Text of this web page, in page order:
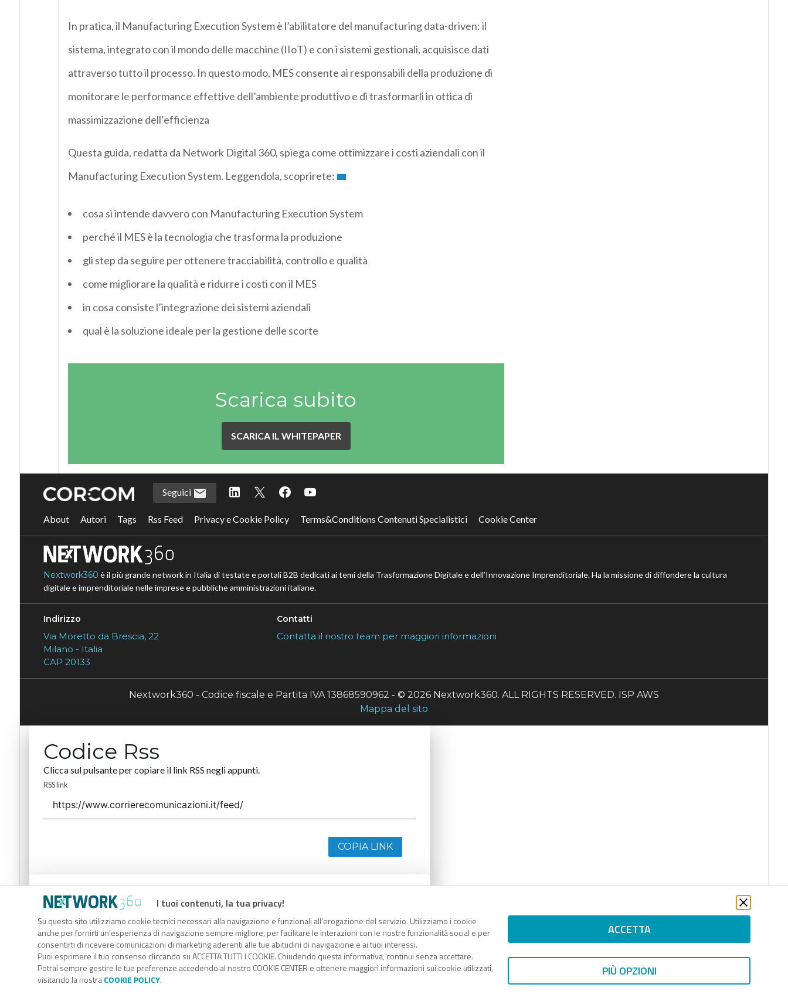
In pratica, il Manufacturing Execution System è l’abilitatore del manufacturing data-driven: il
sistema, integrato con il mondo delle macchine (IIoT) e con i sistemi gestionali, acquisisce dati
attraverso tutto il processo. In questo modo, MES consente ai responsabili della produzione di
monitorare le performance effettive dell’ambiente produttivo e di trasformarli in ottica di
massimizzazione dell’efficienza
Questa guida, redatta da Network Digital 360, spiega come ottimizzare i costi aziendali con il
Manufacturing Execution System. Leggendola, scoprirete:
cosa si intende davvero con Manufacturing Execution System
perché il MES è la tecnologia che trasforma la produzione
gli step da seguire per ottenere tracciabilità, controllo e qualità
come migliorare la qualità e ridurre i costi con il MES
in cosa consiste l’integrazione dei sistemi aziendali
qual è la soluzione ideale per la gestione delle scorte
Scarica subito
SCARICA IL WHITEPAPER
I tuoi contenuti, la tua privacy!
Su questo sito utilizziamo cookie tecnici necessari alla navigazione e funzionali all’erogazione del servizio. Utilizziamo i cookie
anche per fornirti un’esperienza di navigazione sempre migliore, per facilitare le interazioni con le nostre funzionalità social e per
consentirti di ricevere comunicazioni di marketing aderenti alle tue abitudini di navigazione e ai tuoi interessi.
Puoi esprimere il tuo consenso cliccando su ACCETTA TUTTI I COOKIE. Chiudendo questa informativa, continui senza accettare.
Potrai sempre gestire le tue preferenze accedendo al nostro COOKIE CENTER e ottenere maggiori informazioni sui cookie utilizzati,
visitando la nostraCOOKIE POLICY.
ACCETTA
PIÙ OPZIONI
Seguici
About Autori Tags Rss Feed Privacy e Cookie Policy Terms&Conditions Contenuti Specialistici Cookie Center
Nextwork360 è il più grande network in Italia di testate e portali B2B dedicati ai temi della Trasformazione Digitale e dell’Innovazione Imprenditoriale. Ha la missione di diffondere la cultura
digitale e imprenditoriale nelle imprese e pubbliche amministrazioni italiane.
Indirizzo
Via Moretto da Brescia, 22
Milano - Italia
CAP 20133
Contatti
Contatta il nostro team per maggiori informazioni
Nextwork360 - Codice fiscale e Partita IVA 13868590962 - © 2026 Nextwork360. ALL RIGHTS RESERVED. ISP AWS
Mappa del sito
Codice Rss
Clicca sul pulsante per copiare il link RSS negli appunti.
RSS link
COPIA LINK
Codice Rss
Clicca sul pulsante per copiare il link RSS negli appunti.
RSS link